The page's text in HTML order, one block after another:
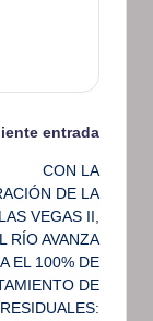
entrada
CON LA
DE LA
VEGAS II,
RÍO AVANZA
EL 100% DE
DE